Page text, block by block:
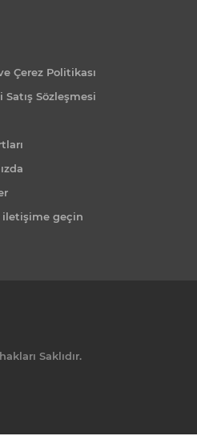
Çerez Politikası
Satış Sözleşmesi
iletişime geçin
Saklıdır.